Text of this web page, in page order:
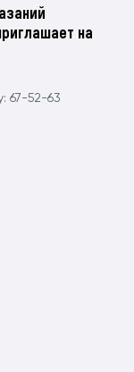
на
67-52-63